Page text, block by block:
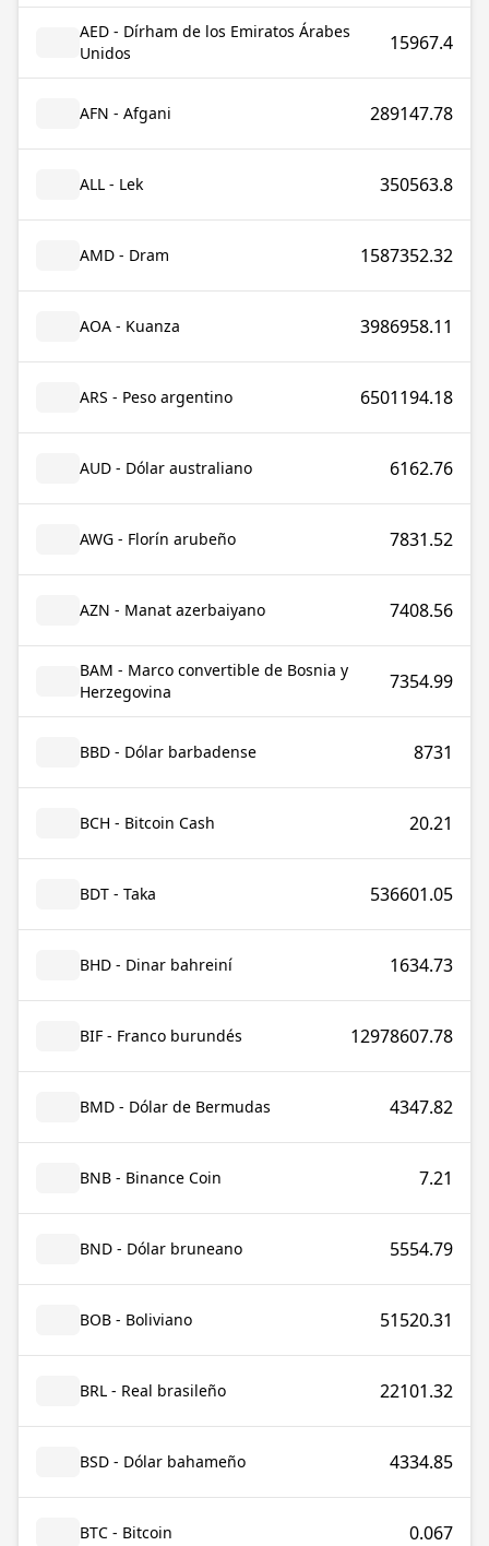
AED - Dírham de los Emiratos Árabes
Unidos
15967.4
AFN - Afgani 289147.78
ALL - Lek 350563.8
AMD - Dram 1587352.32
AOA - Kuanza 3986958.11
ARS - Peso argentino 6501194.18
AUD - Dólar australiano 6162.76
AWG - Florín arubeño 7831.52
AZN - Manat azerbaiyano 7408.56
BAM - Marco convertible de Bosnia y
Herzegovina
7354.99
BBD - Dólar barbadense 8731
BCH - Bitcoin Cash 20.21
BDT - Taka 536601.05
BHD - Dinar bahreiní 1634.73
BIF - Franco burundés 12978607.78
BMD - Dólar de Bermudas 4347.82
BNB - Binance Coin 7.21
BND - Dólar bruneano 5554.79
BOB - Boliviano 51520.31
BRL - Real brasileño 22101.32
BSD - Dólar bahameño 4334.85
BTC - Bitcoin 0.067